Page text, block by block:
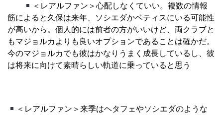
＜レアルファン＞心配しなくていい。複数の情報
筋によると久保は来年、ソシエダかベティスにいる可能性
が高いから。個人的には前者の方がいいけど、両クラブと
もマジョルカよりも良いオプションであることは確かだ。
今のマジョルカでも彼はかなりうまく成長しているし、彼
は将来に向けて素晴らしい軌道に乗っていると思う
＜レアルファン＞来季はヘタフェやソシエダのような